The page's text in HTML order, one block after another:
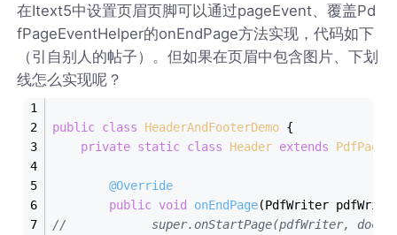
在Itext5中设置页眉页脚可以通过pageEvent、覆盖Pd
fPageEventHelper的onEndPage方法实现，代码如下
（引自别人的帖子）。但如果在页眉中包含图片、下划
线怎么实现呢？
public class HeaderAndFooterDemo {
private static class Header extends
@Override
public void onEndPage(PdfWriter
//            super.onStartPage(pdfWriter,